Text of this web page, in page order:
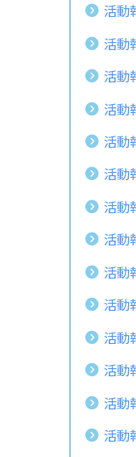
活動
活動
活動
活動
活動
活動
活動
活動
活動
活動
活動
活動
活動
活動